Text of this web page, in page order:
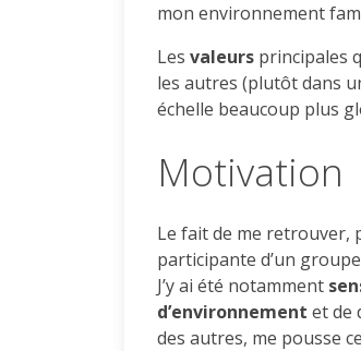
mon environnement
Les valeurs principales
les autres (plutôt dans
échelle beaucoup plus
Motivation
Le fait de me retrouver,
participante d’un
J’y ai été notamment
d’environnement et de
des autres, me pousse